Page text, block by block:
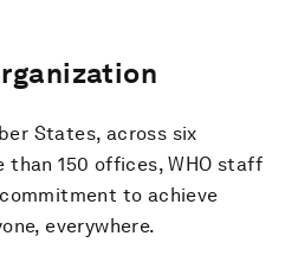
States, across six
than 150 offices, WHO staff
to achieve
everywhere.